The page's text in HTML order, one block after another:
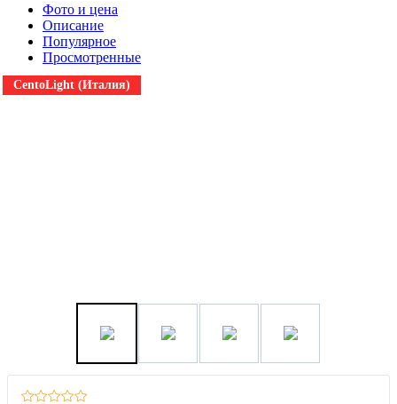
Фото и цена
Описание
Популярное
Просмотренные
CentoLight (Италия)